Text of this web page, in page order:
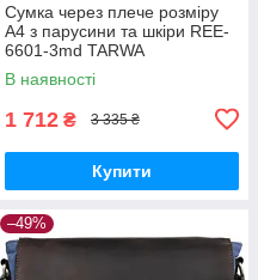
Сумка через плече розміру
А4 з парусини та шкіри REE-
6601-3md TARWA
В наявності
1 712 ₴ 3 335 ₴
Купити
–49%